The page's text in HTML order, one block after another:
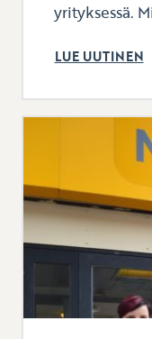
yrityksessä.
LUE UUTINEN